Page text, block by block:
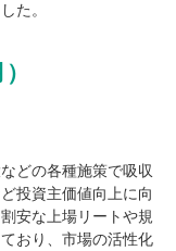
た。
どの各種施策で吸収
投資主価値向上に向
安な上場リートや規
おり、市場の活性化